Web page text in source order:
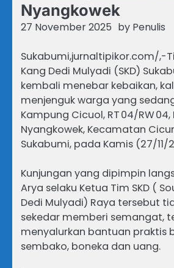
Nyangkowek
27 November 2025 by Penulis
Sukabumi,jurnaltipikor.com/,-
Kang Dedi Mulyadi (SKD)
kembali menebar kebaikan,
menjenguk warga yang
Kampung Cicuol, RT 04/RW 04,
Nyangkowek, Kecamatan
Sukabumi, pada Kamis (27/11/
Kunjungan yang dipimpin
Arya selaku Ketua Tim SKD (
Dedi Mulyadi) Raya tersebut
sekedar memberi semangat,
menyalurkan bantuan praktis
sembako, boneka dan uang.